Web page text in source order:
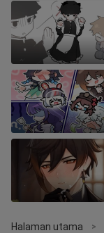
Halaman utama >